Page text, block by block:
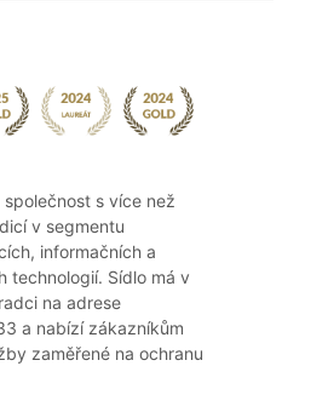
společnost s více než
v segmentu
informačních a
technologií. Sídlo má v
na adrese
a nabízí zákazníkům
zaměřené na ochranu